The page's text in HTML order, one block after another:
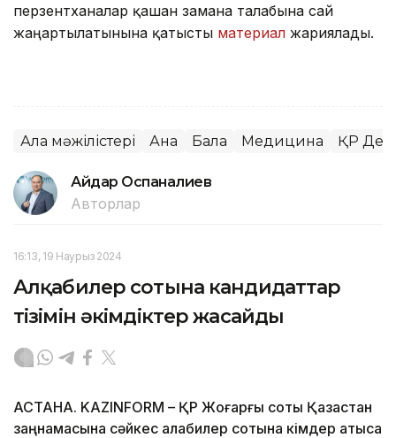
перзентханалар қашан замана талабына сай
жаңартылатынына қатысты материал жариялады.
Алқа мәжілістері Ана Бала Медицина ҚР
Айдар Оспаналиев
Авторлар
16:13, 19 Наурыз 2024
Алқабилер сотына кандидаттар
тізімін әкімдіктер жасайды
АСТАНА. KAZINFORM – ҚР Жоғарғы соты Қазақстан
заңнамасына сәйкес алқабилер сотына кімдер қатыса